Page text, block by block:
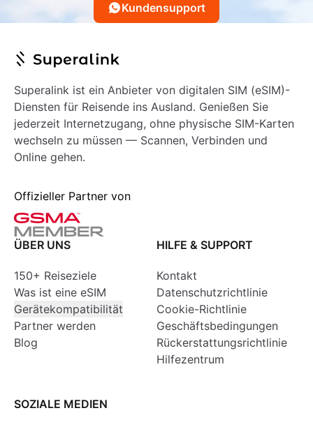
Kundensupport
Superalink ist ein Anbieter von digitalen SIM (eSIM)-
Diensten für Reisende ins Ausland. Genießen Sie
jederzeit Internetzugang, ohne physische SIM-Karten
wechseln zu müssen — Scannen, Verbinden und
Online gehen.
Offizieller Partner von
ÜBER UNS
150+ Reiseziele
Was ist eine eSIM
Gerätekompatibilität
Partner werden
Blog
HILFE & SUPPORT
Kontakt
Datenschutzrichtlinie
Cookie-Richtlinie
Geschäftsbedingungen
Rückerstattungsrichtlinie
Hilfezentrum
SOZIALE MEDIEN